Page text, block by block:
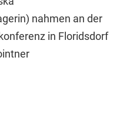
nahmen an der
in Floridsdorf